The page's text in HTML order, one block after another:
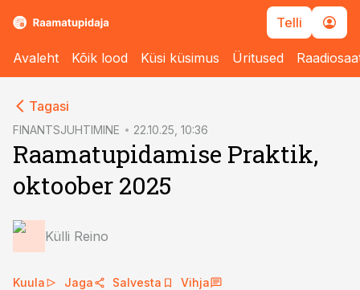
Telli
Avaleht Kõik lood Küsi küsimus Üritused
Tagasi
FINANTSJUHTIMINE 22.10.25, 10:36
Raamatupidamise Praktik,
oktoober 2025
Külli Reino
Kuula Jaga Salvesta Vihja